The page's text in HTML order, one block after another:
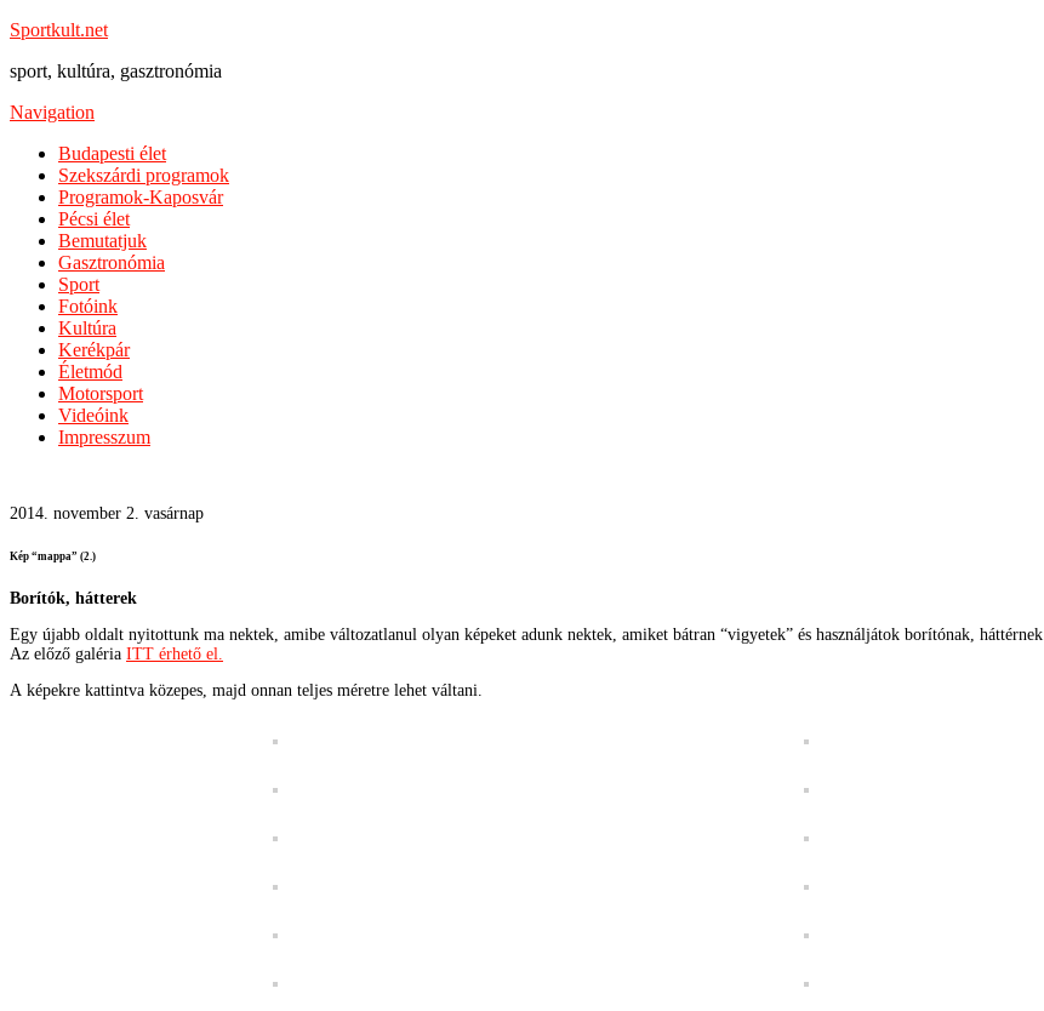
Sportkult.net
sport, kultúra, gasztronómia
Navigation
Budapesti élet
Szekszárdi programok
Programok-Kaposvár
Pécsi élet
Bemutatjuk
Gasztronómia
Sport
Fotóink
Kultúra
Kerékpár
Életmód
Motorsport
Videóink
Impresszum
2014. november 2. vasárnap
Kép “mappa” (2.)
Borítók, hátterek
Egy újabb oldalt nyitottunk ma nektek, amibe változatlanul olyan képeket adunk nektek, amiket bátran “vigyetek” és használjátok borítónak, háttérnek.
Az előző galéria ITT érhető el.
A képekre kattintva közepes, majd onnan teljes méretre lehet váltani.